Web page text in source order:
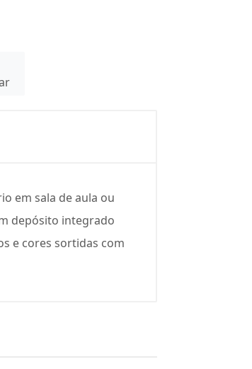
em sala de aula ou
depósito integrado
e cores sortidas com